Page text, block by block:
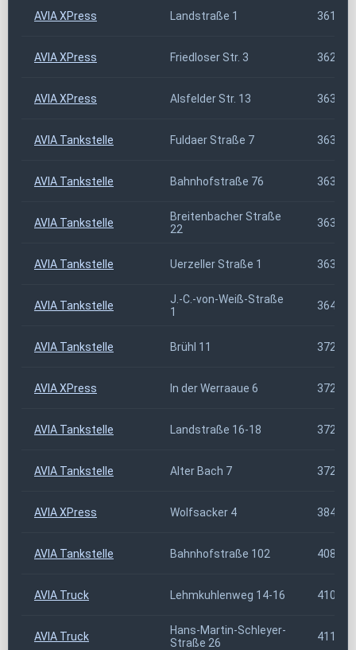
AVIA XPress Landstraße 1 36169
AVIA XPress Friedloser Str. 3 36251
AVIA XPress Alsfelder Str. 13 36320
AVIA Tankstelle Fuldaer Straße 7 36341
AVIA Tankstelle Bahnhofstraße 76 36355
AVIA Tankstelle
Breitenbacher Straße
22
36381
AVIA Tankstelle Uerzeller Straße 1 36396
AVIA Tankstelle
J.-C.-von-Weiß-Straße
1
36448
AVIA Tankstelle Brühl 11 37269
AVIA XPress In der Werraaue 6 37281
AVIA Tankstelle Landstraße 16-18 37284
AVIA Tankstelle Alter Bach 7 37293
AVIA XPress Wolfsacker 4 38444
AVIA Tankstelle Bahnhofstraße 102 40883
AVIA Truck Lehmkuhlenweg 14-16 41065
AVIA Truck
Hans-Martin-Schleyer-
Straße 26
41199